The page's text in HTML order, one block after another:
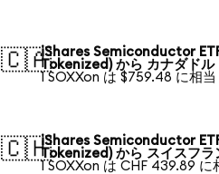
🇨🇦iShares Semiconductor
Tokenized) から カナダドル
1 SOXXon は $759.48 に相当
🇨🇭iShares Semiconductor
Tokenized) から スイスフラ
1 SOXXon は CHF 439.89 に